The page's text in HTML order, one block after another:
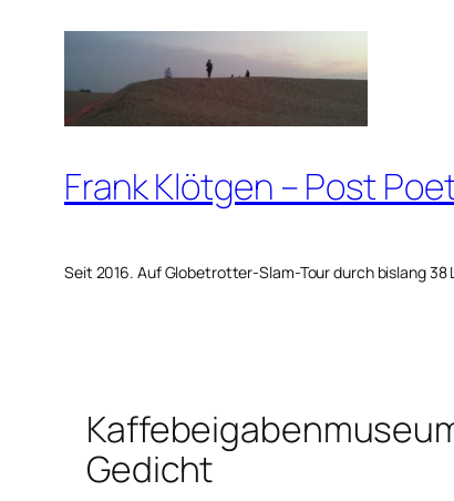
springen
Frank Klötgen – Post
Seit 2016. Auf Globetrotter-Slam-Tour durch bislang 38
Gedicht